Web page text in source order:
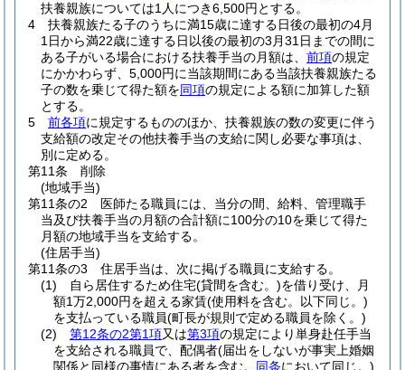
扶養親族については1人につき6,500円とする。
4
扶養親族たる子のうちに満15歳に達する日後の最初の4月
1日から満22歳に達する日以後の最初の3月31日までの間に
ある子がいる場合における扶養手当の月額は、 前項の規定
にかかわらず、5,000円に当該期間にある当該扶養親族たる
子の数を乗じて得た額を同項の規定による額に加算した額
とする。
5
前各項に規定するもののほか、扶養親族の数の変更に伴う
支給額の改定その他扶養手当の支給に関し必要な事項は、
別に定める。
第11条
削除
(地域手当)
第11条の2
医師たる職員には、当分の間、給料、管理職手
当及び扶養手当の月額の合計額に100分の10を乗じて得た
月額の地域手当を支給する。
(住居手当)
第11条の3
住居手当は、次に掲げる職員に支給する。
(1)
自ら居住するため住宅(貸間を含む。)を借り受け、月
額1万2,000円を超える家賃(使用料を含む。以下同じ。)
を支払っている職員(町長が規則で定める職員を除く。)
(2)
第12条の2第1項又は第3項の規定により単身赴任手当
を支給される職員で、配偶者(届出をしないが事実上婚姻
関係と同様の事情にある者を含む。 同条において同じ。)